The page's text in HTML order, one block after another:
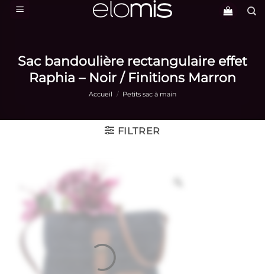
Passer
Sac bandoulière rectangulaire effet
Raphia – Noir / Finitions Marron
Accueil / Petits sac à main
FILTRER